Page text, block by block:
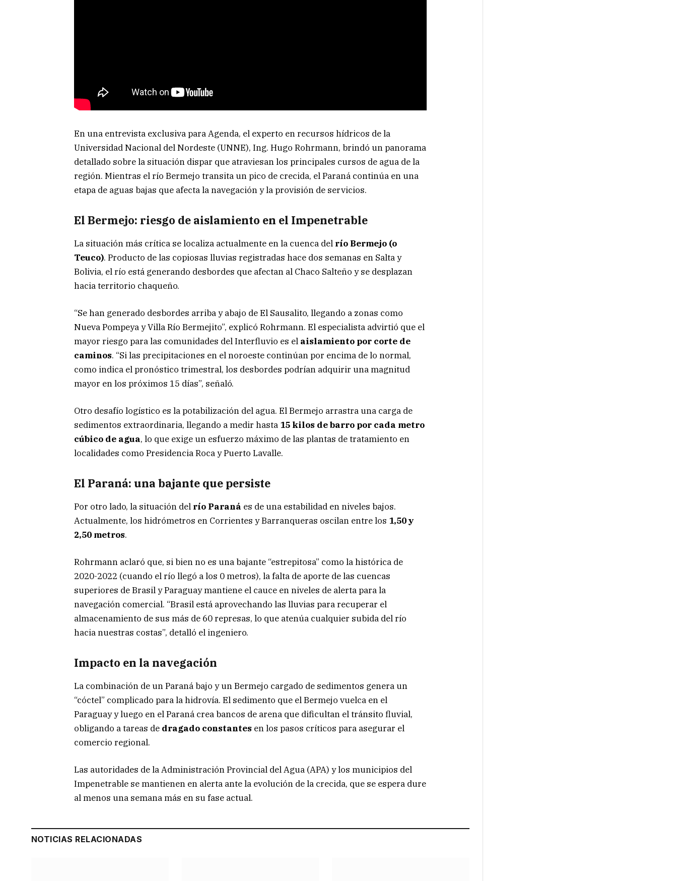
En una entrevista exclusiva para Agenda, el experto en recursos hídricos de la
Universidad Nacional del Nordeste (UNNE), Ing. Hugo Rohrmann, brindó un panorama
detallado sobre la situación dispar que atraviesan los principales cursos de agua de la
región. Mientras el río Bermejo transita un pico de crecida, el Paraná continúa en una
etapa de aguas bajas que afecta la navegación y la provisión de servicios.
El Bermejo: riesgo de aislamiento en el Impenetrable
La situación más crítica se localiza actualmente en la cuenca del río Bermejo (o
Teuco). Producto de las copiosas lluvias registradas hace dos semanas en Salta y
Bolivia, el río está generando desbordes que afectan al Chaco Salteño y se desplazan
hacia territorio chaqueño.
“Se han generado desbordes arriba y abajo de El Sausalito, llegando a zonas como
Nueva Pompeya y Villa Río Bermejito”, explicó Rohrmann. El especialista advirtió que el
mayor riesgo para las comunidades del Interfluvio es el aislamiento por corte de
caminos. “Si las precipitaciones en el noroeste continúan por encima de lo normal,
como indica el pronóstico trimestral, los desbordes podrían adquirir una magnitud
mayor en los próximos 15 días”, señaló.
Otro desafío logístico es la potabilización del agua. El Bermejo arrastra una carga de
sedimentos extraordinaria, llegando a medir hasta 15 kilos de barro por cada metro
cúbico de agua, lo que exige un esfuerzo máximo de las plantas de tratamiento en
localidades como Presidencia Roca y Puerto Lavalle.
El Paraná: una bajante que persiste
Por otro lado, la situación del río Paraná es de una estabilidad en niveles bajos.
Actualmente, los hidrómetros en Corrientes y Barranqueras oscilan entre los 1,50 y
2,50 metros.
Rohrmann aclaró que, si bien no es una bajante “estrepitosa” como la histórica de
2020-2022 (cuando el río llegó a los 0 metros), la falta de aporte de las cuencas
superiores de Brasil y Paraguay mantiene el cauce en niveles de alerta para la
navegación comercial. “Brasil está aprovechando las lluvias para recuperar el
almacenamiento de sus más de 60 represas, lo que atenúa cualquier subida del río
hacia nuestras costas”, detalló el ingeniero.
Impacto en la navegación
La combinación de un Paraná bajo y un Bermejo cargado de sedimentos genera un
“cóctel” complicado para la hidrovía. El sedimento que el Bermejo vuelca en el
Paraguay y luego en el Paraná crea bancos de arena que dificultan el tránsito fluvial,
obligando a tareas de dragado constantes en los pasos críticos para asegurar el
comercio regional.
Las autoridades de la Administración Provincial del Agua (APA) y los municipios del
Impenetrable se mantienen en alerta ante la evolución de la crecida, que se espera dure
al menos una semana más en su fase actual.
NOTICIAS RELACIONADAS